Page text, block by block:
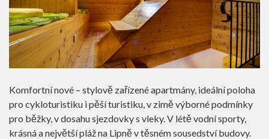
Komfortní nové – stylově zařízené apartmány, ideální poloha
pro cykloturistiku i pěší turistiku, v zimě výborné podmínky
pro běžky, v dosahu sjezdovky s vleky. V létě vodní sporty,
krásná a největší pláž na Lipně v těsném sousedství budovy.